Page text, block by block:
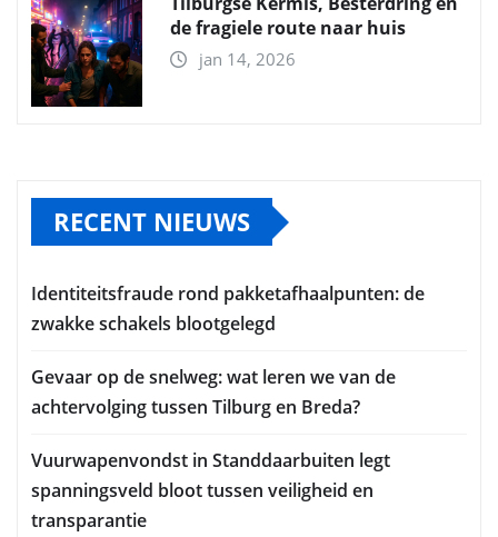
de fragiele route naar huis
jan 14, 2026
RECENT NIEUWS
Identiteitsfraude rond pakketafhaalpunten: de
zwakke schakels blootgelegd
Gevaar op de snelweg: wat leren we van de
achtervolging tussen Tilburg en Breda?
Vuurwapenvondst in Standdaarbuiten legt
spanningsveld bloot tussen veiligheid en
transparantie